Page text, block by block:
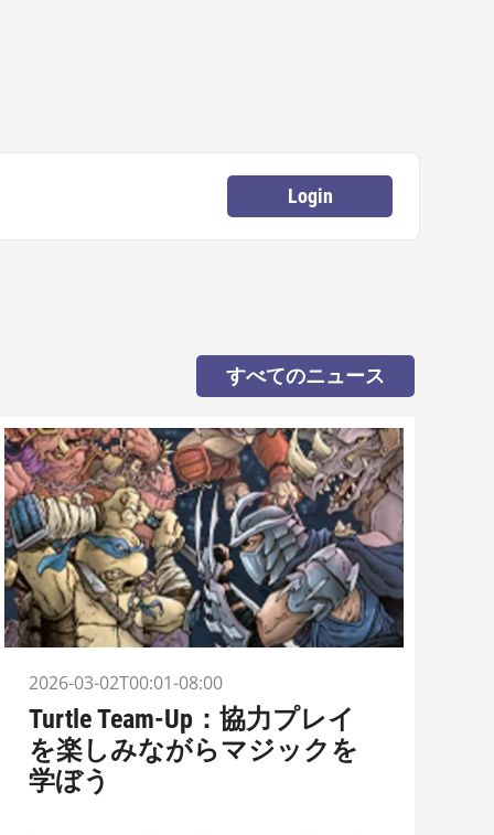
Login
すべてのニュース
2026-03-02T00:01-08:00
Turtle Team-Up：協力プレイ
を楽しみながらマジックを
学ぼう